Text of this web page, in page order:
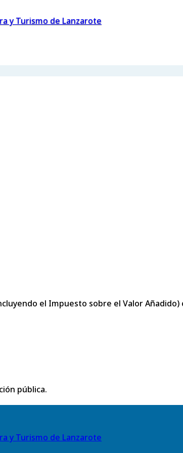
y Turismo de Lanzarote
el Impuesto sobre el Valor
pública.
y Turismo de Lanzarote